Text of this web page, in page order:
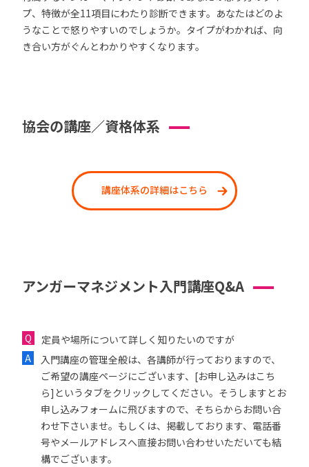
プ、特徴が全11項目にわたり診断できます。あなたはどのよ
うなことで怒りやすいのでしょうか。タイプがわかれば、向
き合い方がぐんとわかりやすくなります。
協会の講座／資格体系
講座体系の詳細はこちら
アンガーマネジメント入門講座Q&A
定員や場所について詳しく知りたいのですが
入門講座の管理全般は、各講師が行っておりますので、
ご希望の講座ページにございます、[お申し込みはこち
ら]というタブをクリックしてください。そうしますとお
申し込みフォームに飛びますので、そちらからお問い合
わせ下さいませ。もしくは、掲載しております、電話番
号やメールアドレスへ直接お問い合わせいただいても結
構でございます。